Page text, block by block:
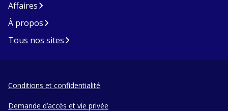
Affaires
À propos
Tous nos sites
Conditions et confidentialité
Demande d’accès et vie privée